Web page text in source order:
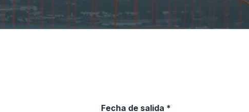
Fecha de salida *
Escriba la fecha en formato de